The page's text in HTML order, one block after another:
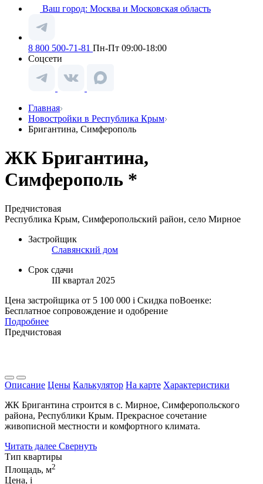
Ваш город: Москва и Московская область
8 800 500-71-81 Пн-Пт 09:00-18:00
Соцсети
Главная
Новостройки в Республика Крым
Бригантина, Симферополь
ЖК Бригантина,
Симферополь *
Предчистовая
Республика Крым, Симферопольский район, село Мирное
Застройщик
Славянский дом
Срок сдачи
III квартал 2025
Цена застройщика от 5 100 000 i Скидка поВоенке:
Бесплатное сопровождение и одобрение
Подробнее
Предчистовая
Описание Цены Калькулятор На карте Характеристики
ЖК Бригантина строится в с. Мирное, Симферопольского
района, Республики Крым. Прекрасное сочетание
живописной местности и комфортного климата.
Читать далее Свернуть
Тип квартиры
Площадь, м2
Цена, i